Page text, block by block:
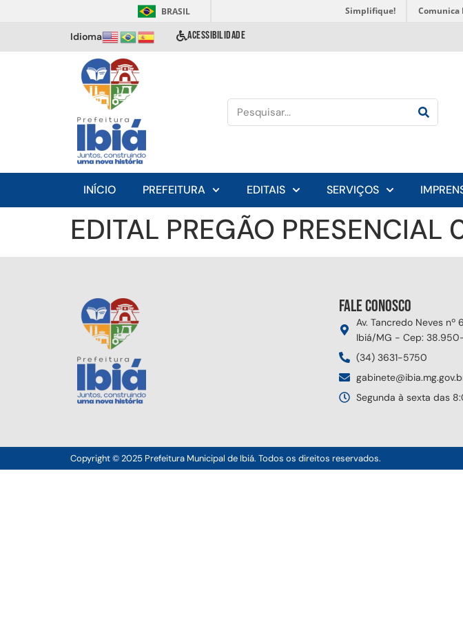
BRASIL Simplifique! Comunica
Idioma ACESSIBILIDADE
INÍCIO PREFEITURA EDITAIS SERVIÇOS
EDITAL PREGÃO PRESENCIAL
Fale conosco
Av. Tancredo Neves nº
Ibiá/MG - Cep:
(34) 3631-5750
Segunda à sexta das
Copyright © 2025 Prefeitura Municipal de Ibiá. Todos os direitos reservados.